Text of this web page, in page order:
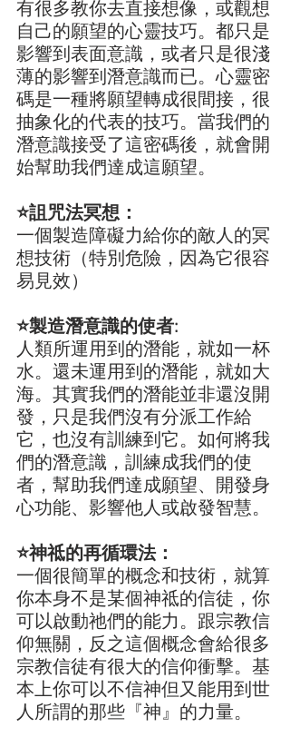
有很多教你去直接想像，或觀想
自己的願望的心靈技巧。都只是
影響到表面意識，或者只是很淺
薄的影響到潛意識而已。心靈密
碼是一種將願望轉成很間接，很
抽象化的代表的技巧。當我們的
潛意識接受了這密碼後，就會開
始幫助我們達成這願望。
⭐️詛咒法冥想：
一個製造障礙力給你的敵人的冥
想技術（特別危險，因為它很容
易見效）
⭐️製造潛意識的使者:
人類所運用到的潛能，就如一杯
水。還未運用到的潛能，就如大
海。其實我們的潛能並非還沒開
發，只是我們沒有分派工作給
它，也沒有訓練到它。如何將我
們的潛意識，訓練成我們的使
者，幫助我們達成願望、開發身
心功能、影響他人或啟發智慧。
⭐️神祗的再循環法：
一個很簡單的概念和技術，就算
你本身不是某個神祗的信徒，你
可以啟動祂們的能力。跟宗教信
仰無關，反之這個概念會給很多
宗教信徒有很大的信仰衝擊。基
本上你可以不信神但又能用到世
人所謂的那些『神』的力量。